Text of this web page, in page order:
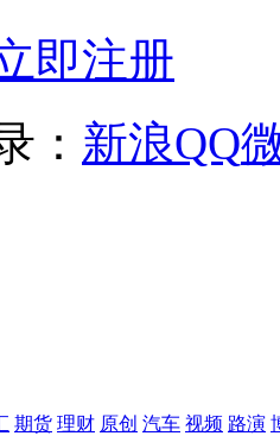
即注册
： 新浪QQ
期货 理财 原创 汽车 视频 路演